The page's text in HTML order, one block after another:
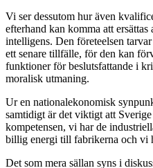
Vi ser dessutom hur även
efterhand kan komma att
intelligens. Den företeelsen
ett senare tillfälle, för den kan
funktioner för beslutsfattande i
moralisk utmaning.
Ur en nationalekonomisk
samtidigt är det viktigt att
kompetensen, vi har de
billig energi till fabrikerna och vi
Det som mera sällan syns i